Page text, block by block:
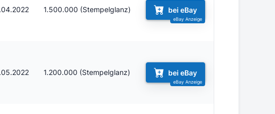
1.500.000 (Stempelglanz) bei eBay
1.200.000 (Stempelglanz) bei eBay